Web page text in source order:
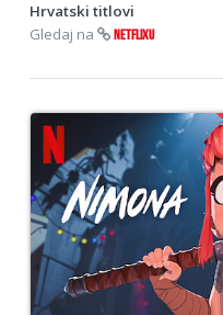
Hrvatski titlovi
Gledaj na
NETFLIXU